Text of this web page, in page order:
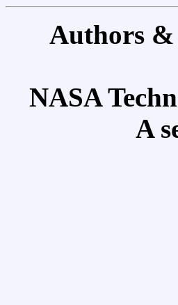
Authors &
NASA
A